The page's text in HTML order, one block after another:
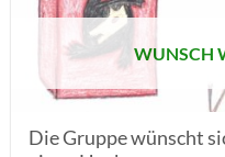
WUNSCH
Die Gruppe wünscht